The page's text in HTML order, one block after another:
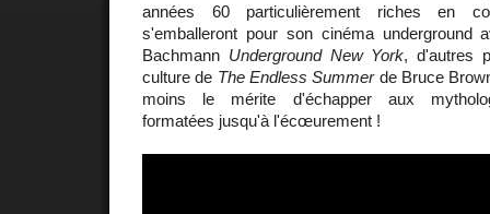
années 60 particulièrement riches en
s'emballeront pour son cinéma underground
Bachmann Underground New York, d'autres
culture de The Endless Summerde Bruce
moins le mérite d'échapper aux
formatées jusqu'à l'écœurement !